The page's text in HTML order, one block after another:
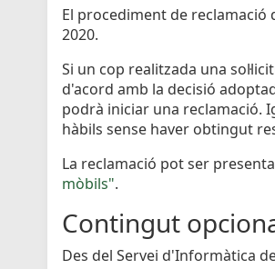
El procediment de reclamació
2020.
Si un cop realitzada una
d'acord amb la decisió
podrà iniciar una reclamació.
hàbils sense haver obtingut
La reclamació pot ser
mòbils".
Contingut
Des del Servei d'Informàtica